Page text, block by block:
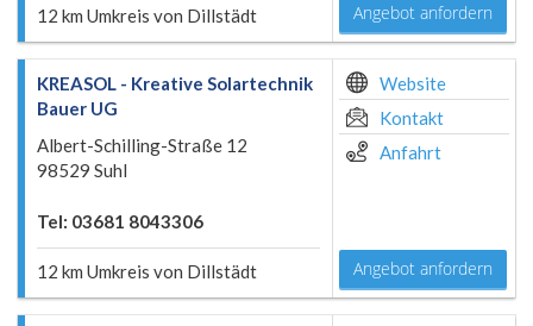
12 km Umkreis von Dillstädt Angebot anfordern
KREASOL - Kreative Solartechnik
Bauer UG
Albert-Schilling-Straße 12
98529 Suhl
Tel: 03681 8043306
12 km Umkreis von Dillstädt
Website
Kontakt
Anfahrt
Angebot anfordern